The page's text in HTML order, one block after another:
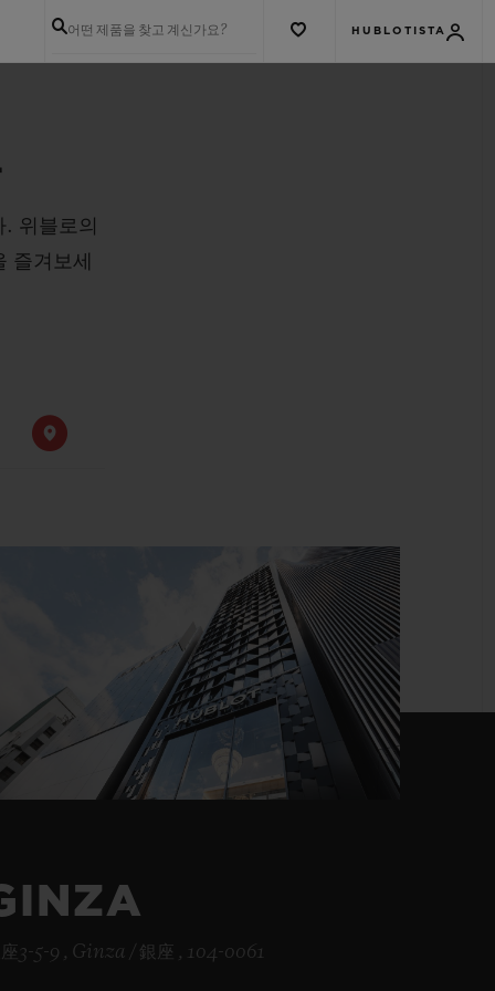
어떤 제품을 찾고 계신가요? HUBLOTISTA
위블로의
즐겨보세
3-5-9 , Ginza / 銀座 , 104-0061